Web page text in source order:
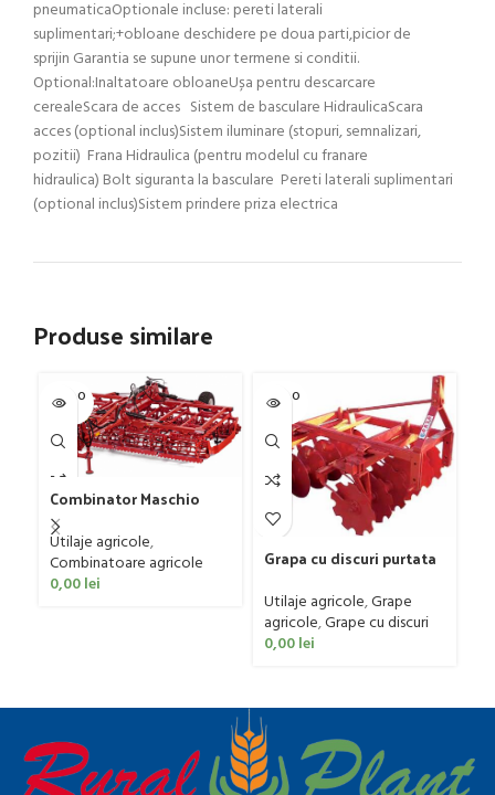
pneumaticaOptionale incluse: pereti laterali
suplimentari;+obloane deschidere pe doua parti,picior de
sprijin Garantia se supune unor termene si conditii.
Optional:Inaltatoare obloaneUșa pentru descarcare
cerealeScara de acces Sistem de basculare HidraulicaScara
acces (optional inclus)Sistem iluminare (stopuri, semnalizari,
pozitii) Frana Hidraulica (pentru modelul cu franare
hidraulica) Bolt siguranta la basculare Pereti laterali suplimentari
(optional inclus)Sistem prindere priza electrica
Produse similare
SOLD O
UT
Combinator Maschio
Gaspardo model
Sandokan, 120-190 CP
Utilaje agricole,
Combinatoare agricole
0,00lei
SOLD O
UT
Grapa cu discuri purtata
Utilaje agricole,Grape
agricole,Grape cu discuri
0,00lei